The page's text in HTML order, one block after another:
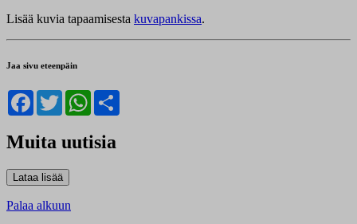
Lisää kuvia tapaamisesta kuvapankissa.
Jaa sivu eteenpäin
Facebook
TwitterWhatsApp
Muita uutisia
Palaa alkuun